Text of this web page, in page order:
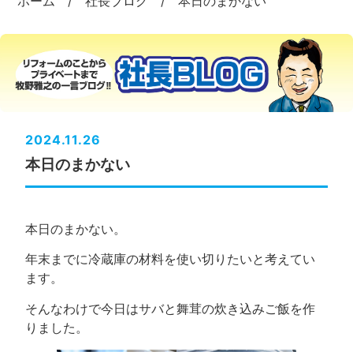
2024.11.26
本日のまかない
本日のまかない。
年末までに冷蔵庫の材料を使い切りたいと考えてい
ます。
そんなわけで今日はサバと舞茸の炊き込みご飯を作
りました。